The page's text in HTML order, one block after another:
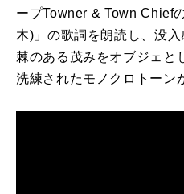
ープTowner & Town Chief
木)」の歌詞を朗読し、没入
棘のある茂みをオブジェと
洗練されたモノクロトーン